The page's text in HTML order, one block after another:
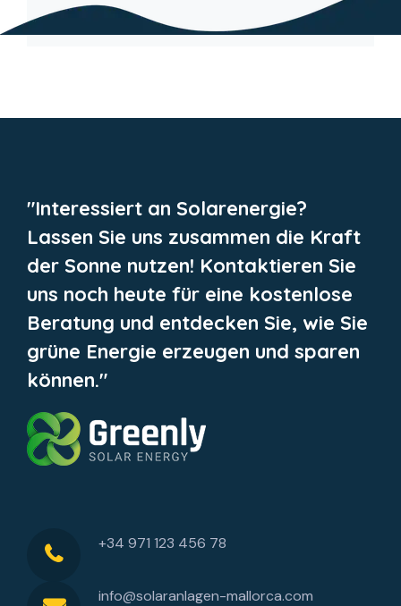
"Interessiert an Solarenergie?
Lassen Sie uns zusammen die Kraft
der Sonne nutzen! Kontaktieren Sie
uns noch heute für eine kostenlose
Beratung und entdecken Sie, wie Sie
grüne Energie erzeugen und sparen
können."
+34 971 123 456 78
info@solaranlagen-mallorca.com